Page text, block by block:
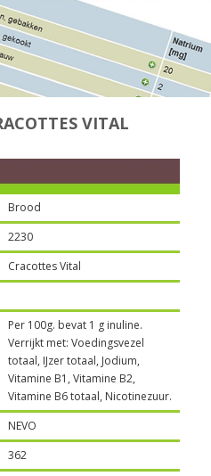
VITAL
Brood
2230
Cracottes Vital
Per 100g. bevat 1 g inuline.
Verrijkt met: Voedingsvezel
totaal, IJzer totaal, Jodium,
Vitamine B1, Vitamine B2,
Vitamine B6 totaal, Nicotinezuur.
NEVO
362